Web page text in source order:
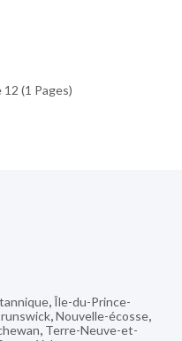
(1 Pages)
,Île-du-Prince-
,Nouvelle-écosse,
, Terre-Neuve-et-